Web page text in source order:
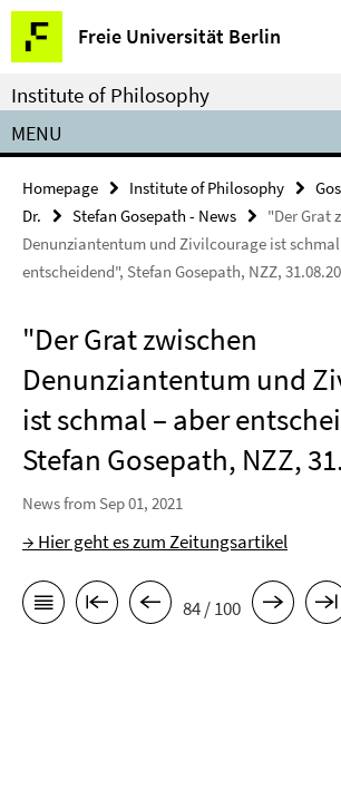
Springe
direkt
zu
Inhalt
Freie Universität Berlin
Service
Navigation
Institute of Philosophy
MENU
Homepage Institute of Philosophy
Dr.
Stefan Gosepath - News
"Der Grat
Denunziantentum und Zivilcourage ist
entscheidend", Stefan Gosepath, NZZ,
"Der Grat zwischen
Denunziantentum und
ist schmal – aber
Stefan Gosepath, NZZ,
News from Sep 01, 2021
→ Hier geht es zum Zeitungsartikel
84 / 100